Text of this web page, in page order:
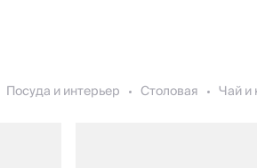
Посуда и интерьер Столовая Чай и